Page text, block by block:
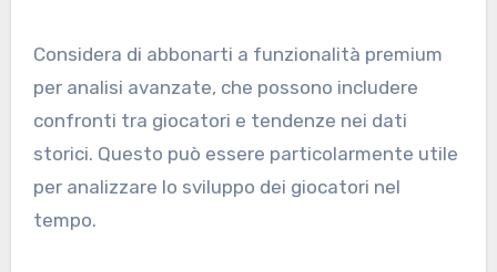
Considera di abbonarti a funzionalità premium
per analisi avanzate, che possono includere
confronti tra giocatori e tendenze nei dati
storici. Questo può essere particolarmente utile
per analizzare lo sviluppo dei giocatori nel
tempo.